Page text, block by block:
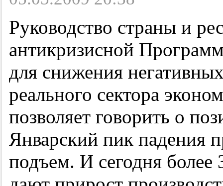
Руководство страны и
антикризисной
для снижения
реального сектора
позволяет говорить о
Январский пик падения
подъем. И сегодня более